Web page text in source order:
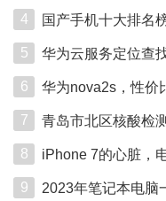
4 国产手机十大排名
5 华为云服务定位查
6 华为nova2s，性价
7 青岛市北区核酸检
8 iPhone 7的心脏，
9 2023年笔记本电脑一线品